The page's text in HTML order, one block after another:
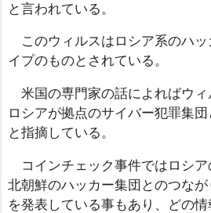
と言われている。
このウィルスはロシア系のハ
イプのものとされている。
米国の専門家の話によればウ
ロシアが拠点のサイバー犯罪集
と指摘している。
コインチェック事件ではロシ
北朝鮮のハッカー集団とのつな
を発表している事もあり、どの